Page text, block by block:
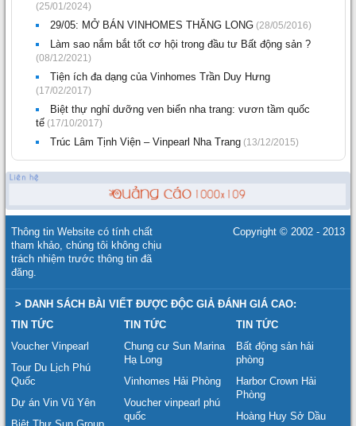
(25/01/2024)
29/05: MỞ BÁN VINHOMES THĂNG LONG (28/05/2016)
Làm sao nắm bắt tốt cơ hội trong đầu tư Bất động sản ?
(08/12/2021)
Tiện ích đa dạng của Vinhomes Trần Duy Hưng
(17/02/2017)
Biệt thự nghỉ dưỡng ven biển nha trang: vươn tầm quốc
tế (17/10/2017)
Trúc Lâm Tịnh Viện – Vinpearl Nha Trang (13/12/2015)
Thông tin Website có tính chất
tham khảo, chúng tôi không chịu
trách nhiệm trước thông tin đã
đăng.
Copyright © 2002 - 2013
> DANH SÁCH BÀI VIẾT ĐƯỢC ĐỘC GIẢ ĐÁNH GIÁ CAO:
TIN TỨC
Voucher Vinpearl
Tour Du Lịch Phú
Quốc
Dự án Vin Vũ Yên
TIN TỨC
Chung cư Sun Marina
Hạ Long
Vinhomes Hải Phòng
Voucher vinpearl phú
quốc
TIN TỨC
Bất động sản hải
phòng
Harbor Crown Hải
Phòng
Hoàng Huy Sở Dầu